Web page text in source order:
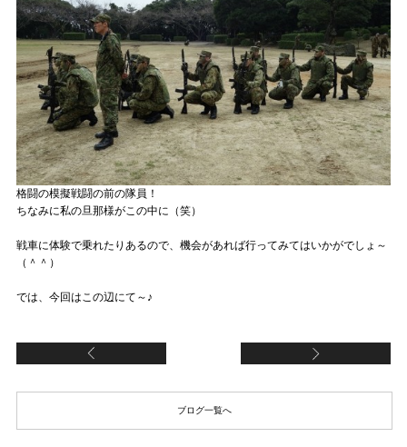
格闘の模擬戦闘の前の隊員！
ちなみに私の旦那様がこの中に（笑）
戦車に体験で乗れたりあるので、機会があれば行ってみてはいかがでしょ～
（＾＾）
では、今回はこの辺にて～♪
ブログ一覧へ